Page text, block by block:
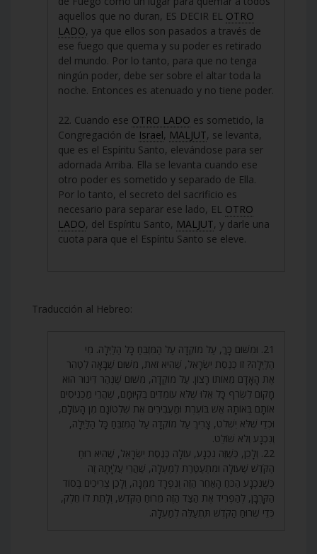
aquellos que no duran, ES DECIR EL OTRO
LADO, ya que ellos son pasados a través de
ese fuego que quema y su poder es retirado
del mundo. Por lo tanto, para que no tenga
ningún poder, debe ser sobre el altar toda la
noche. Entonces es atenuado y no tiene poder.
22. Cuando ese OTRO LADO es sometido, la
Congregación de Israel, MALJUT, se levanta,
que es el Espíritu Santo, elevándose para ser
adornada Arriba. Ella se levanta cuando ese
otro poder es sometido y separado de Ella.
Por lo tanto, el secreto del sacrificio es
necesario para separar ese lado, EL OTRO
LADO, del Espíritu Santo, MALJUT, y darle una
cuota para que el Espíritu Santo se eleve.
Traducción al Hebreo:
21. וּמִשּׁוּם כָּךְ, עַל מוֹקְדָה עַל הַמִּזְבֵּחַ כָּל הַלַּיְלָה. מִי
הַלַּיְלָה? זוֹ כְּנֶסֶת יִשְׂרָאֵל, שֶׁהִיא זֹאת, מִשּׁוּם שֶׁבָּאָה לְטַהֵר
אֶת הָאָדָם מֵאוֹתוֹ רָצוֹן. עַל מוֹקְדָה, מִשּׁוּם שֶׁנְּהַר דִּינוּר הוּא
מָקוֹם לִשְׂרֹף כָּל אֵלּוּ שֶׁלֹּא עוֹמְדִים בְּקִיּוּמָם, שֶׁהֲרֵי מַכְנִיסִים
אוֹתָם בְּאוֹתָהּ אֵשׁ בּוֹעֶרֶת וּמַעֲבִירִים אֶת שִׁלְטוֹנָם מִן הָעוֹלָם,
וּכְדֵי שֶׁלֹּא יִשְׁלֹט, צָרִיךְ עַל מוֹקְדָה עַל הַמִּזְבֵּחַ כָּל הַלַּיְלָה,
וְנִכְנָע וְלֹא שׁוֹלֵט.
22. וְלָכֵן, כְּשֶׁזֶּה נִכְנָע, עוֹלָה כְּנֶסֶת יִשְׂרָאֵל, שֶׁהִיא רוּחַ
הַקֹּדֶשׁ שֶׁעוֹלָה וּמִתְעַטֶּרֶת לְמַעְלָה, שֶׁהֲרֵי עֲלִיָּתָהּ זֶה
כְּשֶׁנִּכְנָע הַכֹּחַ הָאַחֵר הַזֶּה וְנִפְרָד מִמֶּנָּה, וְלָכֵן צְרִיכִים בְּסוֹד
הַקָּרְבָּן, לְהַפְרִיד אֶת הַצַּד הַזֶּה מֵרוּחַ הַקֹּדֶשׁ, וְלָתֵת לוֹ חֵלֶק,
כְּדֵי שֶׁרוּחַ הַקֹּדֶשׁ תִּתְעַלֶּה לְמַעְלָה.